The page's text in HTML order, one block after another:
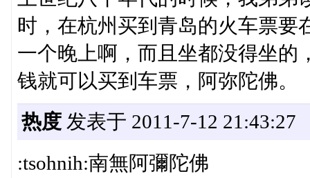
时，在杭州买到青岛的火车票要
一个晚上啊，而且坐都没得坐的
钱就可以买到车票，阿弥陀佛。
热度发表于 2011-7-12 21:43:27
:tsohnih:南無阿彌陀佛